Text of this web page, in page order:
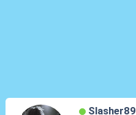
Slasher89